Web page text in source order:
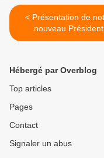
< Présentation de notre
nouveau Président
Hébergé par Overblog
Top articles
Pages
Contact
Signaler un abus